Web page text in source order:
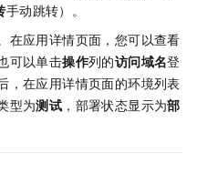
手动跳转）。
在应用详情页面，您可以查看
可以单击操作列的访问域名登
，在应用详情页面的环境列表
型为测试 ，部署状态显示为部